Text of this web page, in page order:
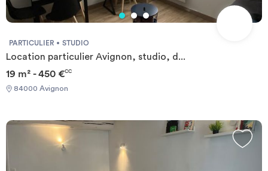
PARTICULIER STUDIO
Location particulier Avignon, studio, d...
19 m² - 450 €CC
84000 Avignon